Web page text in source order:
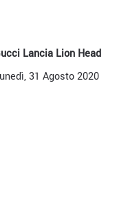
Lancia Lion Head
31 Agosto 2020